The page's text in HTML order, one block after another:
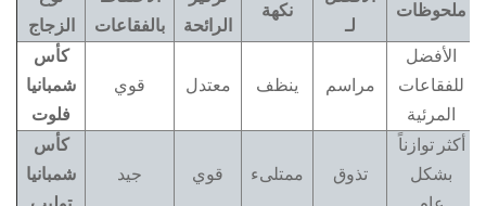
الزجاج
بالفقاعات
الرائحة
نكهة
لـ
ملحوظات
كأس
شمبانيا
فلوت
قوي معتدل ينظف مراسم
الأفضل
للفقاعات
المرئية
كأس
شمبانيا
جيد قوي ممتلىء تذوق
أكثر توازناً
بشكل